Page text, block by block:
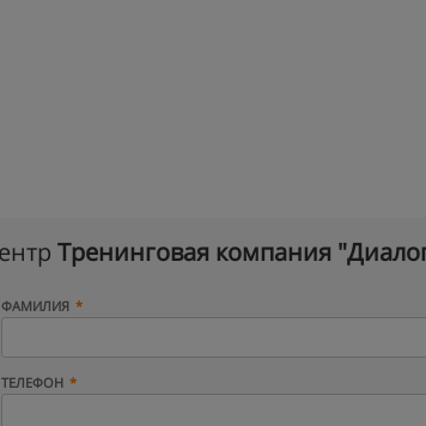
Тренинговая компания
ФАМИЛИЯ
ТЕЛЕФОН